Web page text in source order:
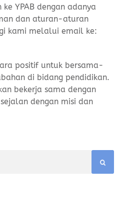
YPAB dengan adanya
dan aturan-aturan
kami melalui email ke:
positif untuk bersama-
di bidang pendidikan.
bekerja sama dengan
dengan misi dan